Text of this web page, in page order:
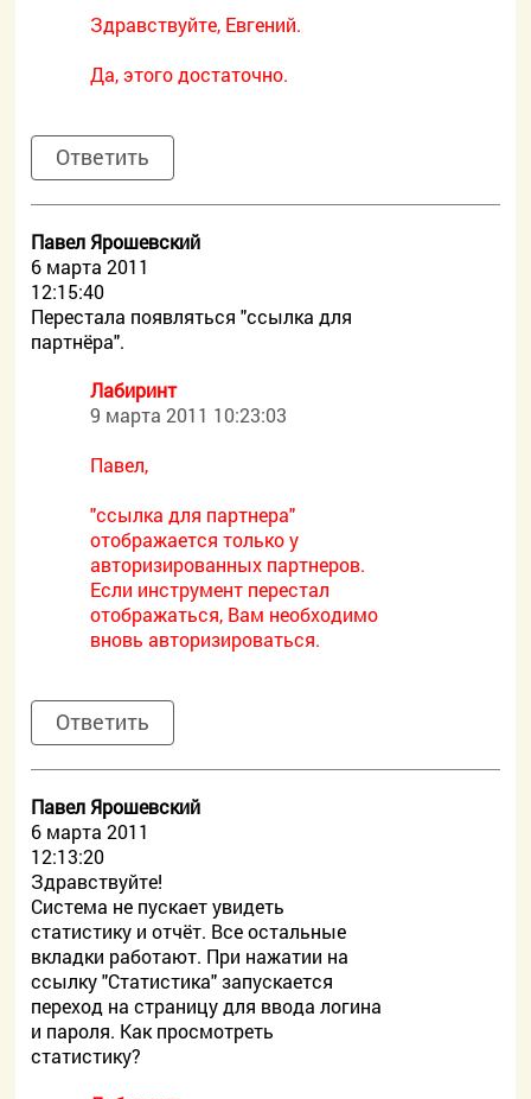
Здравствуйте, Евгений.
Да, этого достаточно.
Ответить
Павел Ярошевский
6 марта 2011
12:15:40
Перестала появляться "ссылка для
партнёра".
Лабиринт
9 марта 2011 10:23:03
Павел,
"ссылка для партнера"
отображается только у
авторизированных партнеров.
Если инструмент перестал
отображаться, Вам необходимо
вновь авторизироваться.
Ответить
Павел Ярошевский
6 марта 2011
12:13:20
Здравствуйте!
Система не пускает увидеть
статистику и отчёт. Все остальные
вкладки работают. При нажатии на
ссылку "Статистика" запускается
переход на страницу для ввода логина
и пароля. Как просмотреть
статистику?